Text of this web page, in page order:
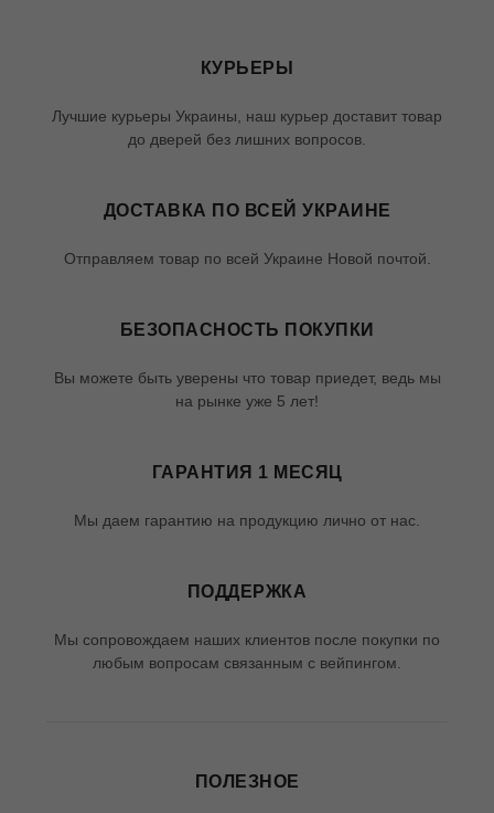
КУРЬЕРЫ
Лучшие курьеры Украины, наш курьер доставит товар
до дверей без лишних вопросов.
ДОСТАВКА ПО ВСЕЙ УКРАИНЕ
Отправляем товар по всей Украине Новой почтой.
БЕЗОПАСНОСТЬ ПОКУПКИ
Вы можете быть уверены что товар приедет, ведь мы
на рынке уже 5 лет!
ГАРАНТИЯ 1 МЕСЯЦ
Мы даем гарантию на продукцию лично от нас.
ПОДДЕРЖКА
Мы сопровождаем наших клиентов после покупки по
любым вопросам связанным с вейпингом.
ПОЛЕЗНОЕ